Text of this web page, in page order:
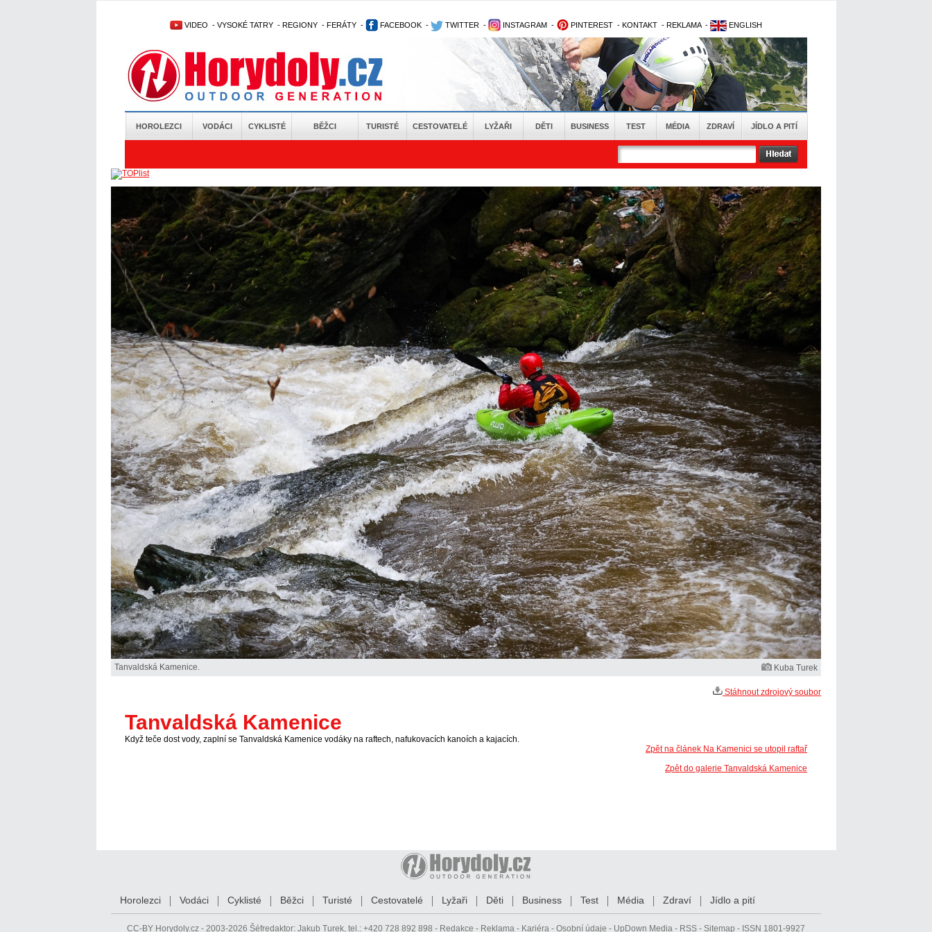
VIDEO - VYSOKÉ TATRY - REGIONY - FERÁTY - FACEBOOK - TWITTER - INSTAGRAM - PINTEREST - KONTAKT - REKLAMA - ENGLISH
HOROLEZCI VODÁCI CYKLISTÉ BĚŽCI TURISTÉ CESTOVATELÉ LYŽAŘI DĚTI BUSINESS TEST MÉDIA ZDRAVÍ JÍDLO A PITÍ
Tanvaldská Kamenice. Kuba Turek
Stáhnout zdrojový soubor
Tanvaldská Kamenice
Když teče dost vody, zaplní se Tanvaldská Kamenice vodáky na raftech, nafukovacích kanoích a kajacích.
Zpět na článek Na Kamenici se utopil raftař
Zpět do galerie Tanvaldská Kamenice
Horolezci Vodáci Cyklisté Běžci Turisté Cestovatelé Lyžaři Děti Business Test Média Zdraví Jídlo a pití
CC-BY Horydoly.cz - 2003-2026 Šéfredaktor: Jakub Turek, tel.: +420 728 892 898 - Redakce - Reklama - Kariéra - Osobní údaje - UpDown Media - RSS - Sitemap - ISSN 1801-9927